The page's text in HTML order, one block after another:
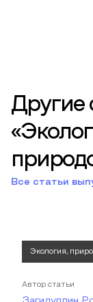
Другие
Все статьи
Экология,
Автор статьи